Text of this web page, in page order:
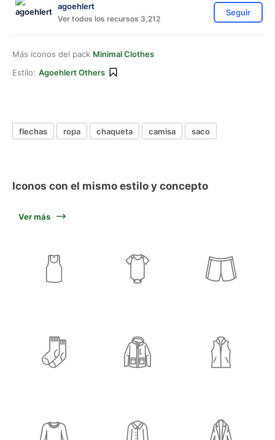
agoehlert
Ver todos los recursos 3,212
Seguir
Más iconos del pack Minimal Clothes
Estilo: Agoehlert Others
flechas ropa chaqueta camisa saco
Iconos con el mismo estilo y concepto
Ver más